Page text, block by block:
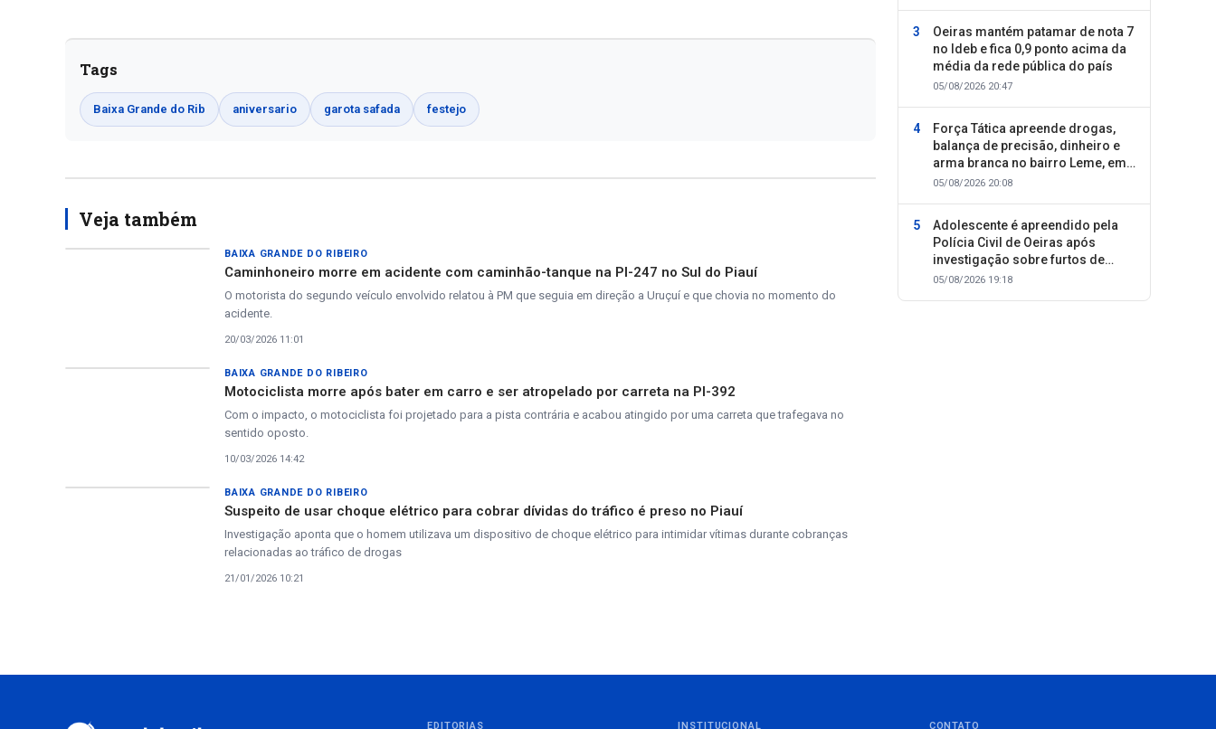
Tags
Baixa Grande do Rib aniversario garota safada festejo
Veja também
BAIXA GRANDE DO RIBEIRO
Caminhoneiro morre em acidente com caminhão-tanque na PI-247 no Sul do Piauí
O motorista do segundo veículo envolvido relatou à PM que seguia em direção a Uruçuí e que chovia no momento do
acidente.
20/03/2026 11:01
BAIXA GRANDE DO RIBEIRO
Motociclista morre após bater em carro e ser atropelado por carreta na PI-392
Com o impacto, o motociclista foi projetado para a pista contrária e acabou atingido por uma carreta que trafegava no
sentido oposto.
10/03/2026 14:42
BAIXA GRANDE DO RIBEIRO
Suspeito de usar choque elétrico para cobrar dívidas do tráfico é preso no Piauí
Investigação aponta que o homem utilizava um dispositivo de choque elétrico para intimidar vítimas durante cobranças
relacionadas ao tráfico de drogas
21/01/2026 10:21
Oeiras mantém patamar de nota 7
no Ideb e fica 0,9 ponto acima da
média da rede pública do país
05/08/2026 20:47
Força Tática apreende drogas,
balança de precisão, dinheiro e
arma branca no bairro Leme, em
Oeiras
05/08/2026 20:08
Adolescente é apreendido pela
Polícia Civil de Oeiras após
investigação sobre furtos de
motocicletas
05/08/2026 19:18
EDITORIAS INSTITUCIONAL CONTATO